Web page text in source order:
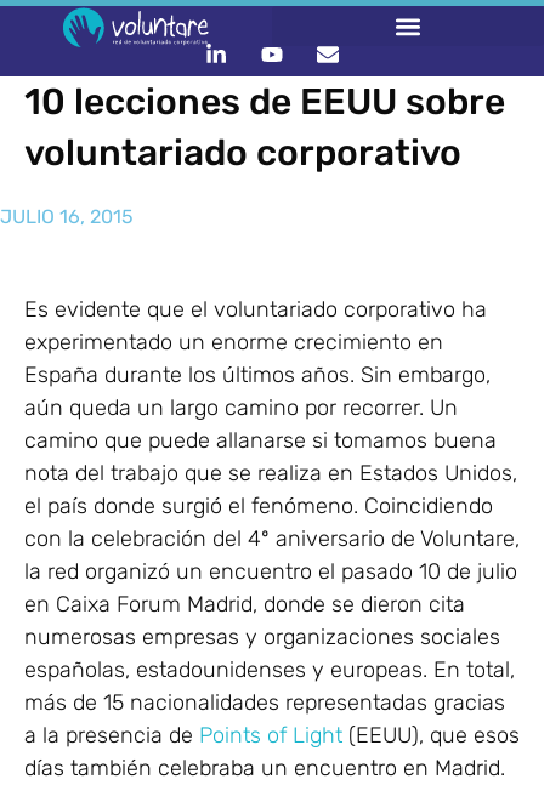
10 lecciones de EEUU sobre
voluntariado corporativo
JULIO 16, 2015
Es evidente que el voluntariado corporativo ha
experimentado un enorme crecimiento en
España durante los últimos años. Sin embargo,
aún queda un largo camino por recorrer. Un
camino que puede allanarse si tomamos buena
nota del trabajo que se realiza en Estados Unidos,
el país donde surgió el fenómeno. Coincidiendo
con la celebración del 4º aniversario de Voluntare,
la red organizó un encuentro el pasado 10 de julio
en Caixa Forum Madrid, donde se dieron cita
numerosas empresas y organizaciones sociales
españolas, estadounidenses y europeas. En total,
más de 15 nacionalidades representadas gracias
a la presencia de Points of Light (EEUU), que esos
días también celebraba un encuentro en Madrid.